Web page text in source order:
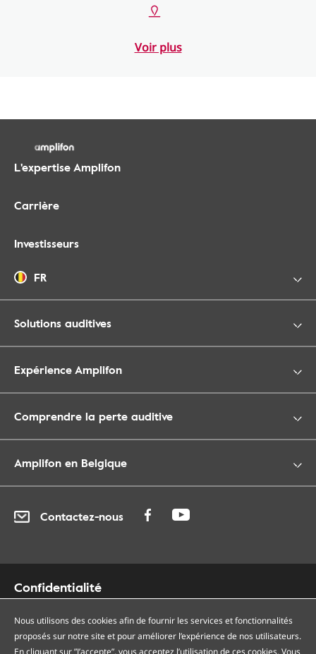
Voir plus
L'expertise Amplifon
Carrière
Investisseurs
FR
Solutions auditives
Expérience Amplifon
Comprendre la perte auditive
Amplifon en Belgique
Contactez-nous
Confidentialité
Accessibilité
Plan du site
Nous utilisons des cookies afin de fournir les services et fonctionnalités
proposés sur notre site et pour améliorer l’expérience de nos utilisateurs.
En cliquant sur ”J’accepte”, vous acceptez l’utilisation de ces cookies. Vous